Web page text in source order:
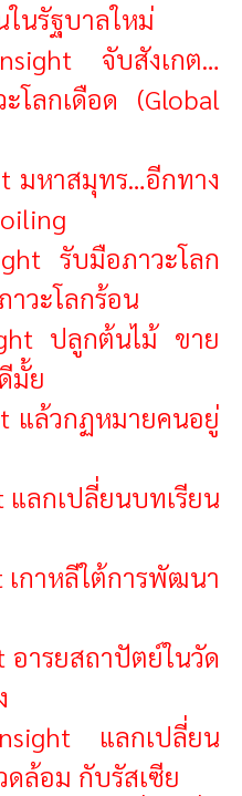
ในรัฐบาลใหม่
จับสังเกต…
โลกเดือด (Global
มหาสมุทร…อีกทาง
รับมือภาวะโลก
วะโลกร้อน
ปลูกต้นไม้ ขาย
มั้ย
แล้วกฏหมายคนอยู่
แลกเปลี่ยนบทเรียน
เกาหลีใต้การพัฒนา
อารยสถาปัตย์ในวัด
แลกเปลี่ยน
ล้อม กับรัสเซีย